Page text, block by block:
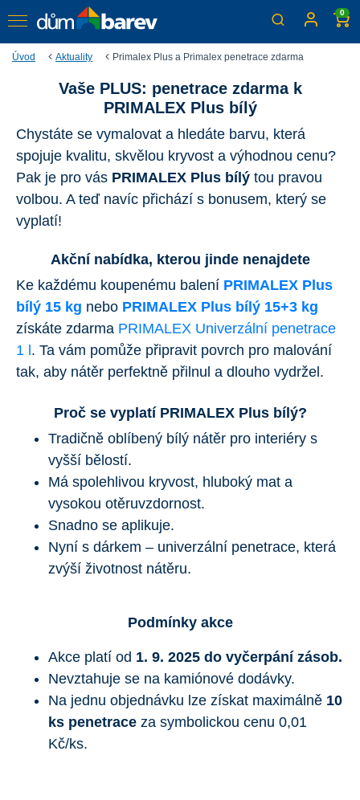
0
Úvod Aktuality Primalex Plus a Primalex penetrace zdarma
Nakupte Primalex Plus a
získejte penetraci ZDARMA
Využijte double - kupte balení 15+3 a máte 3 kg navíc
včetně penetrace!
Vaše PLUS: penetrace zdarma k
PRIMALEX Plus bílý
Chystáte se vymalovat a hledáte barvu, která
spojuje kvalitu, skvělou kryvost a výhodnou cenu?
Pak je pro vás PRIMALEX Plus bílý tou pravou
volbou. A teď navíc přichází s bonusem, který se
vyplatí!
Akční nabídka, kterou jinde nenajdete
Ke každému koupenému balení PRIMALEX Plus
bílý 15 kg nebo PRIMALEX Plus bílý 15+3 kg
získáte zdarma PRIMALEX Univerzální penetrace
1 l . Ta vám pomůže připravit povrch pro malování
tak, aby nátěr perfektně přilnul a dlouho vydržel.
Proč se vyplatí PRIMALEX Plus bílý?
Tradičně oblíbený bílý nátěr pro interiéry s
vyšší bělostí.
Má spolehlivou kryvost, hluboký mat a
vysokou otěruvzdornost.
Snadno se aplikuje.
Nyní s dárkem – univerzální penetrace, která
zvýší životnost nátěru.
Podmínky akce
Akce platí od 1. 9. 2025 do vyčerpání zásob.
Nevztahuje se na kamiónové dodávky.
Na jednu objednávku lze získat maximálně 10
ks penetrace za symbolickou cenu 0,01
Kč/ks.